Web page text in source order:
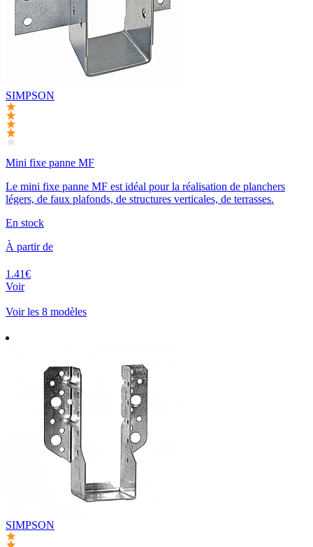
SIMPSON
Mini fixe panne MF
Le mini fixe panne MF est idéal pour la réalisation de planchers
légers, de faux plafonds, de structures verticales, de terrasses.
En stock
À partir de
1.41€
Voir
Voir les 8 modèles
SIMPSON